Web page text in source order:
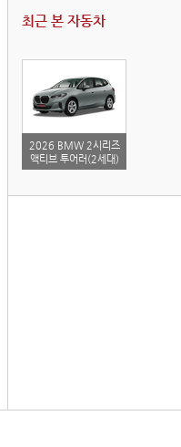
최근 본 자동차
2026 BMW 2시리즈
액티브 투어러(2세대)